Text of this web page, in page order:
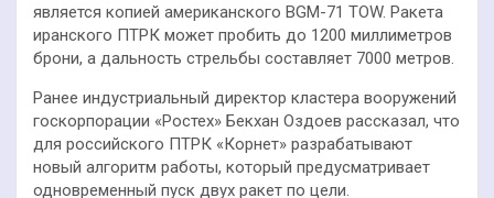
является копией американского BGM-71 TOW. Ракета
иранского ПТРК может пробить до 1200 миллиметров
брони, а дальность стрельбы составляет 7000 метров.
Ранее индустриальный директор кластера вооружений
госкорпорации «Ростех» Бекхан Оздоев рассказал, что
для российского ПТРК «Корнет» разрабатывают
новый алгоритм работы, который предусматривает
одновременный пуск двух ракет по цели.